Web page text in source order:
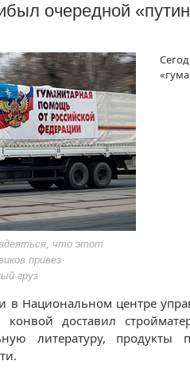
очередной
что этот
привез
груз
в Национальном центре
доставил
литературу,